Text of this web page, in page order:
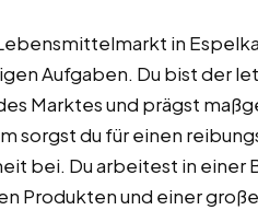
in
Aufgaben. Du bist der
Marktes und prägst
sorgst du für einen
bei. Du arbeitest in einer
Produkten und einer